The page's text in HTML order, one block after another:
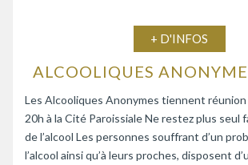
+ D'INFOS
Les Alcooliques Anonymes tiennent réunion
20h à la Cité Paroissiale Ne restez plus seul
de l’alcool Les personnes souffrant d’un
l’alcool ainsi qu’à leurs proches, disposent